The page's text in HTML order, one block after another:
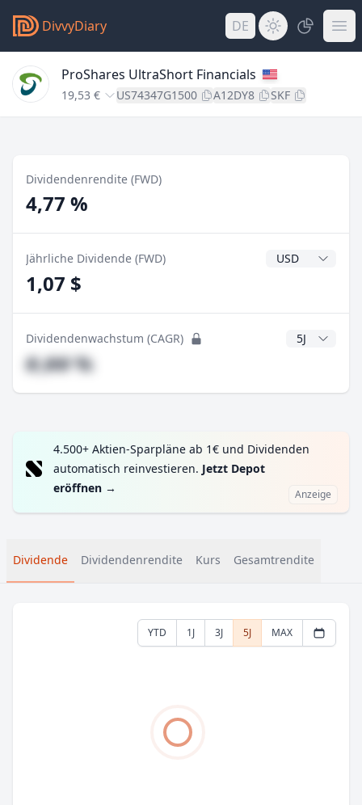
DivvyDiary DE
ProShares UltraShort Financials
19,53 € US74347G1500 A12DY8 SKF
Dividendenrendite (FWD)
4,77 %
Jährliche Dividende (FWD)
1,07 $
Dividendenwachstum (CAGR) CAGR Jahre
#,## %
4.500+ Aktien-Sparpläne ab 1€ und Dividenden
automatisch reinvestieren. Jetzt Depot
eröffnen → Anzeige
Dividende Dividendenrendite Kurs Gesamtrendite
YTD 1J 3J 5J MAX